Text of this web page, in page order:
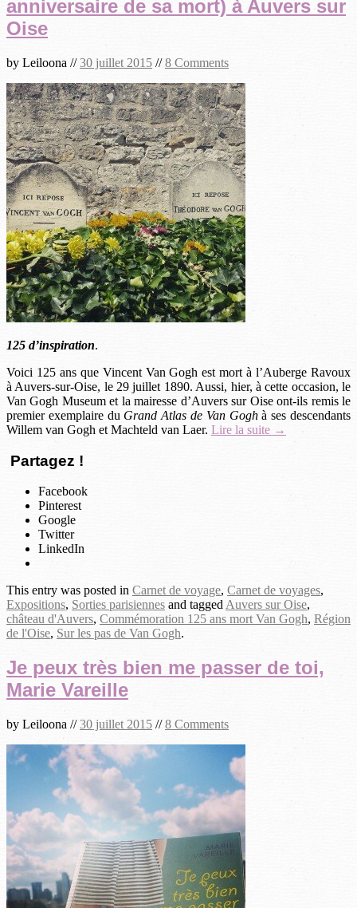
anniversaire de sa mort) à Auvers sur
Oise
by Leiloona //30 juillet 2015 //8 Comments
125 d’inspiration.
Voici 125 ans que Vincent Van Gogh est mort à l’Auberge Ravoux
à Auvers-sur-Oise, le 29 juillet 1890. Aussi, hier, à cette occasion, le
Van Gogh Museum et la mairesse d’Auvers sur Oise ont-ils remis le
premier exemplaire du Grand Atlas de Van Goghà ses descendants
Willem van Gogh et Machteld van Laer. Lire la suite →
Partagez !
Facebook
Pinterest
Google
Twitter
LinkedIn
This entry was posted in Carnet de voyage, Carnet de voyages,
Expositions, Sorties parisiennes and tagged Auvers sur Oise,
château d'Auvers, Commémoration 125 ans mort Van Gogh, Région
de l'Oise, Sur les pas de Van Gogh.
Je peux très bien me passer de toi,
Marie Vareille
by Leiloona //30 juillet 2015 //8 Comments